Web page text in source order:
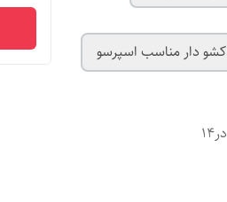
کشو دار مناسب اسپرسو